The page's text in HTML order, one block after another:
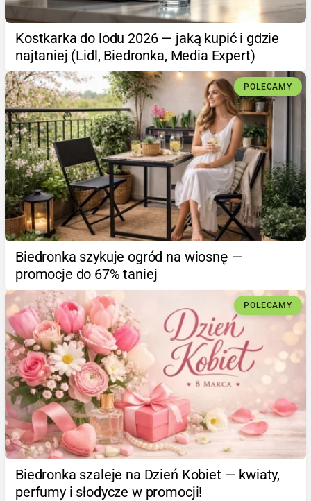
Kostkarka do lodu 2026 — jaką kupić i gdzie
najtaniej (Lidl, Biedronka, Media Expert)
POLECAMY
Biedronka szykuje ogród na wiosnę —
promocje do 67% taniej
POLECAMY
Biedronka szaleje na Dzień Kobiet — kwiaty,
perfumy i słodycze w promocji!